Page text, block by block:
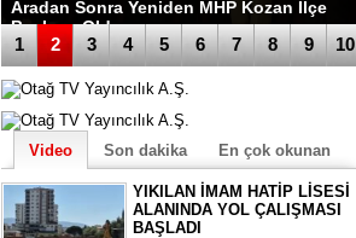
Aradan Sonra Yeniden MHP Kozan İlçe
Başkanı Oldu
1 2 3 4 5 6 7 8 9 10
Video Son dakika En çok okunan
YIKILAN İMAM HATİP LİSESİ
ALANINDA YOL ÇALIŞMASI
BAŞLADI